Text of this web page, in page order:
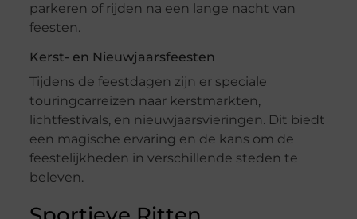
parkeren of rijden na een lange nacht van
feesten.
Kerst- en Nieuwjaarsfeesten
Tijdens de feestdagen zijn er speciale
touringcarreizen naar kerstmarkten,
lichtfestivals, en nieuwjaarsvieringen. Dit biedt
een magische ervaring en de kans om de
feestelijkheden in verschillende steden te
beleven.